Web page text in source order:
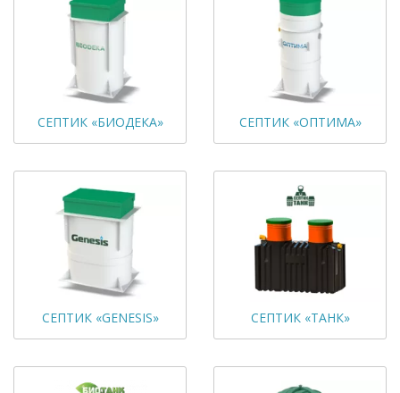
СЕПТИК «БИОДЕКА» СЕПТИК «ОПТИМА»
СЕПТИК «GENESIS» СЕПТИК «ТАНК»